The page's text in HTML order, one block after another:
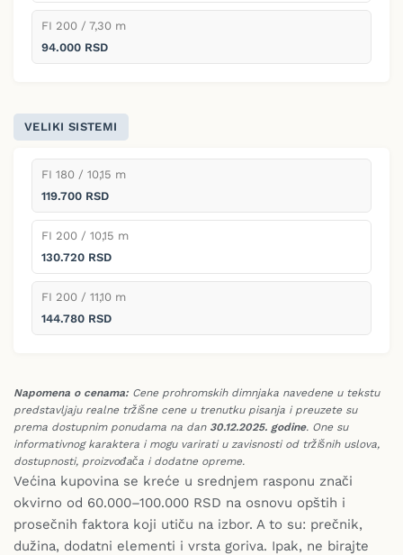
FI 200 / 7,30 m
94.000 RSD
VELIKI SISTEMI
FI 180 / 10,15 m
119.700 RSD
FI 200 / 10,15 m
130.720 RSD
FI 200 / 11,10 m
144.780 RSD
Napomena o cenama: Cene prohromskih dimnjaka navedene u tekstu
predstavljaju realne tržišne cene u trenutku pisanja i preuzete su
prema dostupnim ponudama na dan 30.12.2025. godine. One su
informativnog karaktera i mogu varirati u zavisnosti od tržišnih uslova,
dostupnosti, proizvođača i dodatne opreme.
Većina kupovina se kreće u srednjem rasponu znači
okvirno od 60.000–100.000 RSD na osnovu opštih i
prosečnih faktora koji utiču na izbor. A to su: prečnik,
dužina, dodatni elementi i vrsta goriva. Ipak, ne birajte